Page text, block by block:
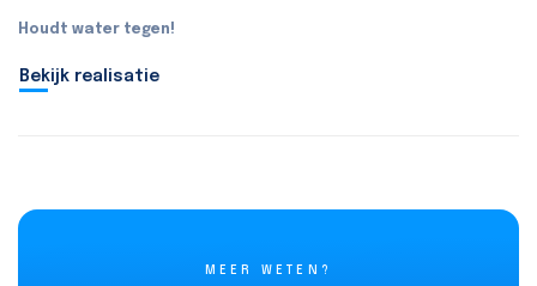
Houdt water tegen!
Bekijk realisatie
MEER WETEN?